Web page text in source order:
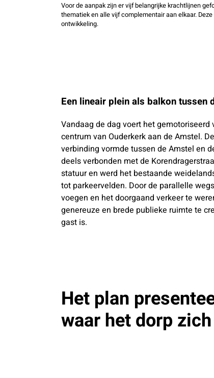
Voor de aanpak zijn er vijf belangrijke krachtlijnen
thematiek en alle vijf complementair aan elkaar.
ontwikkeling.
Een lineair plein als balkon tussen
Vandaag de dag voert het
centrum van Ouderkerk aan de Amstel.
verbinding vormde tussen de Amstel en
deels verbonden met de
statuur en werd het bestaande
tot parkeervelden. Door de parallelle
voegen en het doorgaand verkeer te
genereuze en brede publieke ruimte te
gast is.
Het plan
waar het dorp